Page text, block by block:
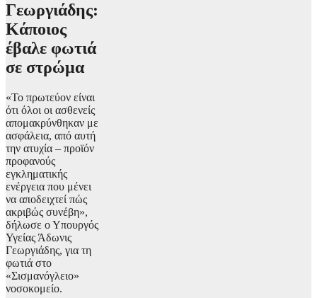
Γεωργιάδης:
Κάποιος
έβαλε φωτιά
σε στρώμα
«Το πρωτεύον είναι
ότι όλοι οι ασθενείς
απομακρύνθηκαν με
ασφάλεια, από αυτή
την ατυχία – προϊόν
προφανούς
εγκληματικής
ενέργεια που μένει
να αποδειχτεί πώς
ακριβώς συνέβη»,
δήλωσε ο Υπουργός
Υγείας Άδωνις
Γεωργιάδης, για τη
φωτιά στο
«Σισμανόγλειο»
νοσοκομείο.